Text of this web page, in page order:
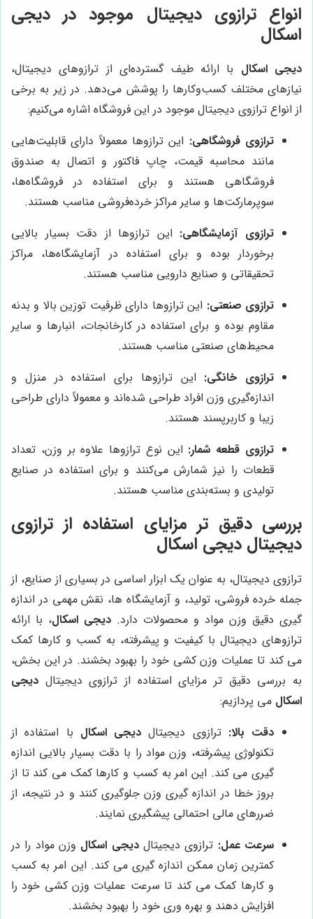
انواع ترازوی دیجیتال موجود در دیجی
اسکال
دیجی اسکال با ارائه طیف گسترده‌ای از ترازوهای دیجیتال،
نیازهای مختلف کسب‌وکارها را پوشش می‌دهد. در زیر به برخی
از انواع ترازوی دیجیتال موجود در این فروشگاه اشاره می‌کنیم:
ترازوی فروشگاهی: این ترازوها معمولاً دارای قابلیت‌هایی
مانند محاسبه قیمت، چاپ فاکتور و اتصال به صندوق
فروشگاهی هستند و برای استفاده در فروشگاه‌ها،
سوپرمارکت‌ها و سایر مراکز خرده‌فروشی مناسب هستند.
ترازوی آزمایشگاهی: این ترازوها از دقت بسیار بالایی
برخوردار بوده و برای استفاده در آزمایشگاه‌ها، مراکز
تحقیقاتی و صنایع دارویی مناسب هستند.
ترازوی صنعتی: این ترازوها دارای ظرفیت توزین بالا و بدنه
مقاوم بوده و برای استفاده در کارخانجات، انبارها و سایر
محیط‌های صنعتی مناسب هستند.
ترازوی خانگی: این ترازوها برای استفاده در منزل و
اندازه‌گیری وزن افراد طراحی شده‌اند و معمولاً دارای طراحی
زیبا و کاربرپسند هستند.
ترازوی قطعه شمار: این نوع ترازوها علاوه بر وزن، تعداد
قطعات را نیز شمارش می‌کنند و برای استفاده در صنایع
تولیدی و بسته‌بندی مناسب هستند.
بررسی دقیق تر مزایای استفاده از ترازوی
دیجیتال دیجی اسکال
ترازوی دیجیتال، به عنوان یک ابزار اساسی در بسیاری از صنایع، از
جمله خرده فروشی، تولید، و آزمایشگاه ها، نقش مهمی در اندازه
گیری دقیق وزن مواد و محصولات دارد. دیجی اسکال، با ارائه
ترازوهای دیجیتال با کیفیت و پیشرفته، به کسب و کارها کمک
می کند تا عملیات وزن کشی خود را بهبود بخشند. در این بخش،
به بررسی دقیق تر مزایای استفاده از ترازوی دیجیتال دیجی
اسکال می پردازیم:
دقت بالا: ترازوی دیجیتال دیجی اسکال با استفاده از
تکنولوژی پیشرفته، وزن مواد را با دقت بسیار بالایی اندازه
گیری می کند. این امر به کسب و کارها کمک می کند تا از
بروز خطا در اندازه گیری وزن جلوگیری کنند و در نتیجه، از
ضررهای مالی احتمالی پیشگیری نمایند.
سرعت عمل: ترازوی دیجیتالدیجی اسکال وزن مواد را در
کمترین زمان ممکن اندازه گیری می کند. این امر به کسب
و کارها کمک می کند تا سرعت عملیات وزن کشی خود را
افزایش دهند و بهره وری خود را بهبود بخشند.